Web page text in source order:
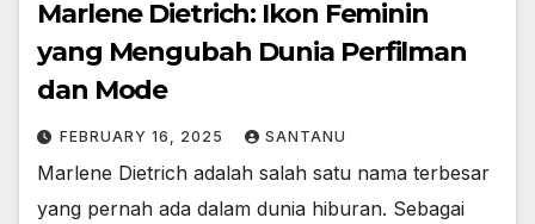
Marlene Dietrich: Ikon Feminin
yang Mengubah Dunia Perfilman
dan Mode
FEBRUARY 16, 2025 SANTANU
Marlene Dietrich adalah salah satu nama terbesar
yang pernah ada dalam dunia hiburan. Sebagai